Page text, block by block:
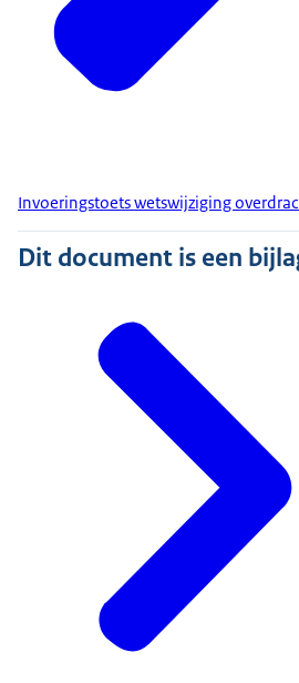
Invoeringstoets wetswijziging
Dit document is een